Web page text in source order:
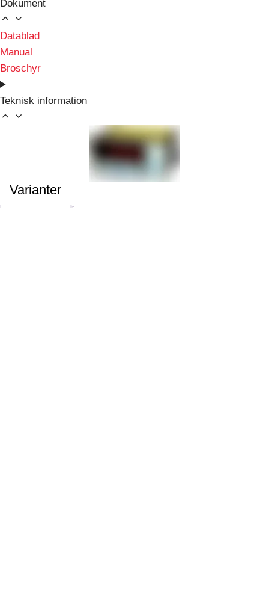
Dokument
Datablad
Manual
Broschyr
Teknisk information
Varianter